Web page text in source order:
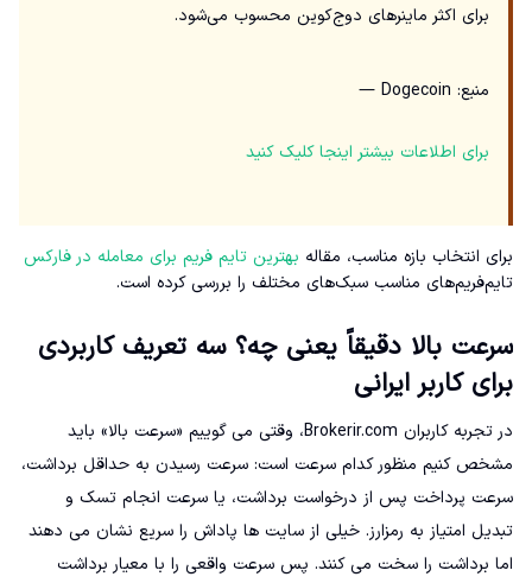
برای اکثر ماینرهای دوج‌کوین محسوب می‌شود.
منبع: Dogecoin —
برای اطلاعات بیشتر اینجا کلیک کنید
برای انتخاب بازه مناسب، مقاله بهترین تایم فریم برای معامله در فارکس
تایم‌فریم‌های مناسب سبک‌های مختلف را بررسی کرده است.
سرعت بالا دقیقاً یعنی چه؟ سه تعریف کاربردی
برای کاربر ایرانی
در تجربه کاربران Brokerir.com، وقتی می گوییم «سرعت بالا» باید
مشخص کنیم منظور کدام سرعت است: سرعت رسیدن به حداقل برداشت،
سرعت پرداخت پس از درخواست برداشت، یا سرعت انجام تسک و
تبدیل امتیاز به رمزارز. خیلی از سایت ها پاداش را سریع نشان می دهند
اما برداشت را سخت می کنند. پس سرعت واقعی را با معیار برداشت